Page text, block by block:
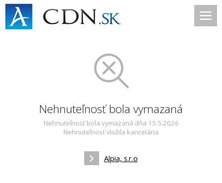
Nehnuteľnosť bola vymazaná
Nehnuteľnosť bola vymazaná dňa 15.5.2026
Nehnuteľnosť vložila kancelária
Alpia, s.r.o